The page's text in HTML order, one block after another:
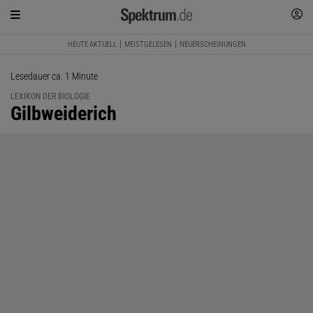
HEUTE AKTUELL MEISTGELESEN NEUERSCHEINUNGEN
Lesedauer ca. 1 Minute
LEXIKON DER BIOLOGIE
:
Gilbweiderich